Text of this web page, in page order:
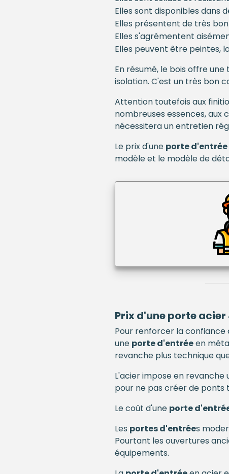
Elles sont disponibles dans
Elles présentent de très
Elles s'agrémentent
Elles peuvent être peintes,
En résumé, le bois offre
isolation. C'est un très bon
Attention toutefois aux
nombreuses essences, aux
nécessitera un entretien
Le prix d'une porte d'entrée
modèle et le modèle de
Prix d'une porte
Pour renforcer la confiance
une porte d'entréeen
revanche plus technique
L'acier impose en
pour ne pas créer de ponts
Le coût d'une porte
Les portes d'entrées
Pourtant les ouvertures
équipements.